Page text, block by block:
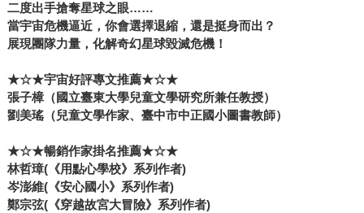
二度出手搶奪星球之眼……
當宇宙危機逼近，你會選擇退縮，還是挺身而出？
展現團隊力量，化解奇幻星球毀滅危機！
★☆★宇宙好評專文推薦★☆★
張子樟（國立臺東大學兒童文學研究所兼任教授）
劉美瑤（兒童文學作家、臺中市中正國小圖書教師）
★☆★暢銷作家掛名推薦★☆★
林哲璋(《用點心學校》系列作者)
岑澎維(《安心國小》系列作者)
鄭宗弦(《穿越故宮大冒險》系列作者)